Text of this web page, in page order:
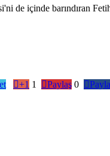
de içinde barındıran
+1 1 Paylaş 0 